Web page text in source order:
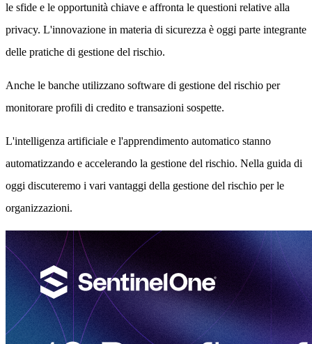
le sfide e le opportunità chiave e affronta le questioni relative alla
privacy. L'innovazione in materia di sicurezza è oggi parte integrante
delle pratiche di gestione del rischio.
Anche le banche utilizzano software di gestione del rischio per
monitorare profili di credito e transazioni sospette.
L'intelligenza artificiale e l'apprendimento automatico stanno
automatizzando e accelerando la gestione del rischio. Nella guida di
oggi discuteremo i vari vantaggi della gestione del rischio per le
organizzazioni.